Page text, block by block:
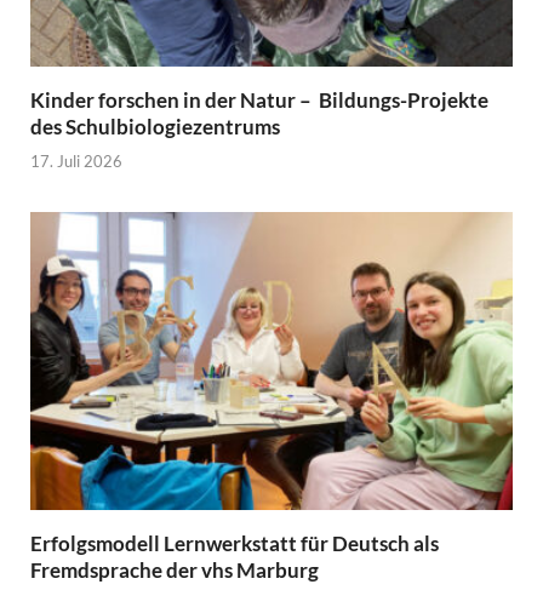
Kinder forschen in der Natur – Bildungs-Projekte
des Schulbiologiezentrums
17. Juli 2026
Erfolgsmodell Lernwerkstatt für Deutsch als
Fremdsprache der vhs Marburg